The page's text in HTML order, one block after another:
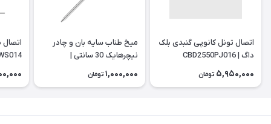
اتصال تونل کانوپی گنبدی بلک
داگ | CBD2550PJ016
5,950,000 تومان
میخ طناب سایه بان و چادر
نیچرهایک 30 سانتی |
NH19PJ014
1,000,000 تومان